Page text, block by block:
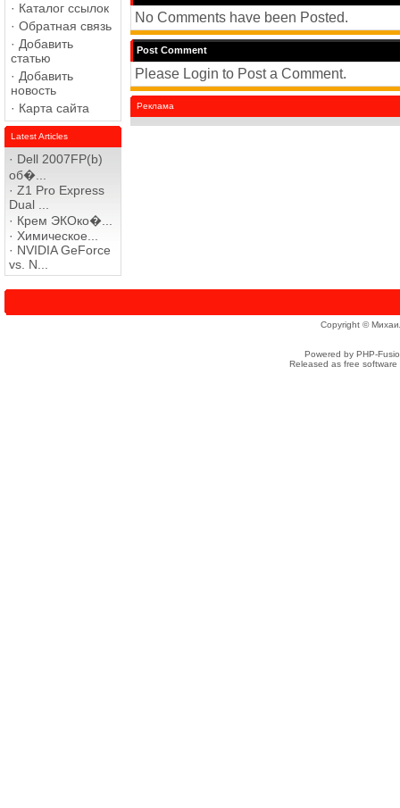
· Каталог ссылок
· Обратная связь
· Добавить
статью
· Добавить
новость
· Карта сайта
Latest Articles
· Dell 2007FP(b)
об�...
· Z1 Pro Express
Dual ...
· Крем ЭКОко�...
· Химическое...
· NVIDIA GeForce
vs. N...
No Comments have been Posted.
Post Comment
Please Login to Post a Comment.
Реклама
Copyright ©
Powered by PHP-
Released as free